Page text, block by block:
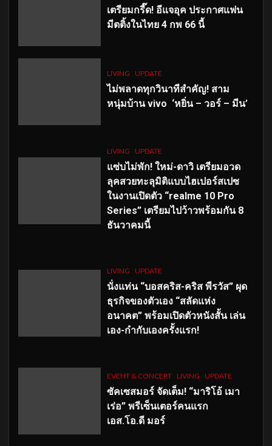
เตรียมกรี๊ด! อีแจอุค ประกาศแฟน
มีตติ้งในไทย 4 กพ 66 นี้
LIVING UPDATE
ไม่พลาดทุกวินาทีสำคัญ! สาม
หนุ่มบ้าน vivo ‘หยิ่น – วอร์ – มีน’
LIVING UPDATE
แซ่บไม่พัก! ใหม่-ดาวิ เตรียมอวด
ลุคสวยทะลุมิติแบบไฮเปอร์สเปซ
ในงานเปิดตัว “realme 10 Pro
Series” เตรียมไปว้าวพร้อมกัน 8
ธันวาคมนี้
LIVING UPDATE
นั่งแท่น “บอสคริส-คริส พีรวัส” ผุด
ธุรกิจของตัวเอง “สลัดแห่ง
อนาคต” พร้อมเปิดตัวหนังสั้น เล่น
เอง-กำกับเองครั้งแรก!
EVENT & CONCERT LIVING UPDATE
ซัคเซสมอร์ จัดเต็ม! “มาริโอ้ เมา
เร่อ” พรีเซ็นเตอร์คนแรก
เอส.โอ.ดี มอร์